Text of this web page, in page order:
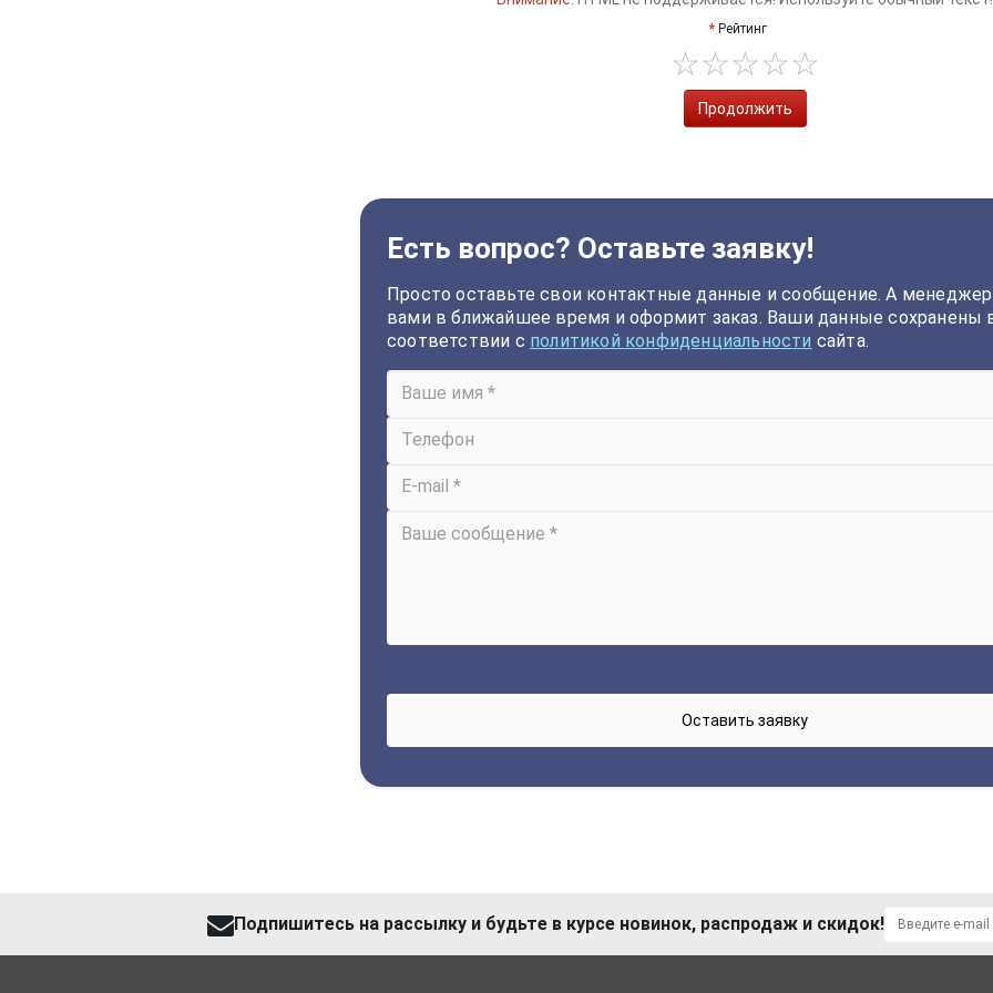
Рейтинг
Продолжить
Есть вопрос? Оставьте заявку!
Просто оставьте свои контактные данные и сообщение. А
вами в ближайшее время и оформит заказ. Ваши данные сохранены
соответствии с политикой конфиденциальности сайта.
Подпишитесь на рассылку и будьте в курсе новинок, распродаж и скидок!